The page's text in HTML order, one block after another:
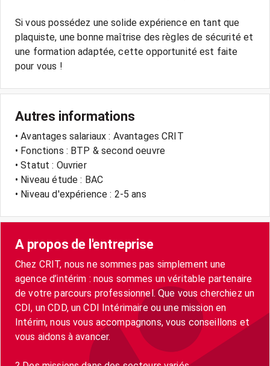
Si vous possédez une solide expérience en tant que
plaquiste, une bonne maîtrise des règles de sécurité et
une formation adaptée, cette opportunité est faite
pour vous !
Autres informations
• Avantages salariaux : Avantages CRIT
• Fonctions : BTP & second oeuvre
• Statut : Ouvrier
• Niveau étude : BAC
• Niveau d'expérience : 2-5 ans
A propos de l'entreprise
Chez CRIT, nous ne sommes pas simplement une
agence d’intérim : nous sommes un véritable partenaire
de votre parcours professionnel. Que vous cherchiez un
CDI, un CDD, un CDI Intérimaire ou une mission en
Intérim, nous vous accompagnons, vous conseillons et
vous aidons à avancer.